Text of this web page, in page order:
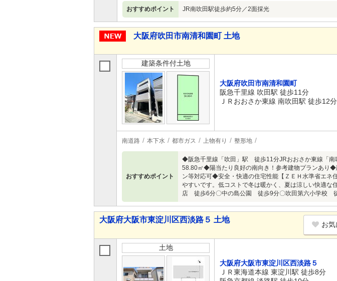
おすすめポイント JR南吹田駅徒歩約5分／2面採光
大阪府吹田市南清和園町 土地
建築条件付土地
大阪府吹田市南清和園町
阪急千里線 吹田駅 徒歩11分
ＪＲおおさか東線 南吹田駅 徒歩12分
南道路 本下水 都市ガス 上物有り 整形地
おすすめポイント
◆阪急千里線「吹田」駅 徒歩11分JRおおさか東線「
58.80㎡◆陽当たり良好の南向き！参考建物プランあり
ン等対応可◆安全・快適の住宅性能【ＺＥＨ水準省エネ
やすいです。低コストで冬は暖かく、夏は涼しい快適
店 徒歩6分〇中の島公園 徒歩9分〇吹田第六小学校
大阪府大阪市東淀川区西淡路５ 土地
お
土地
大阪府大阪市東淀川区西淡路５
ＪＲ東海道本線 東淀川駅 徒歩8分